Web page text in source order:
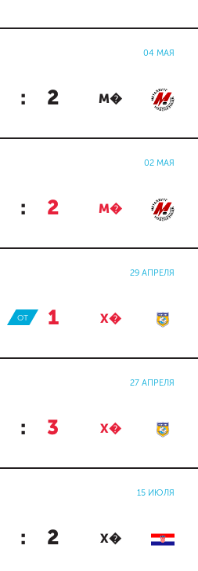
04 МАЯ
: 2 М�
02 МАЯ
: 2 М�
29 АПРЕЛЯ
: 1 Х�
ОТ
27 АПРЕЛЯ
: 3 Х�
15 ИЮЛЯ
: 2 Х�